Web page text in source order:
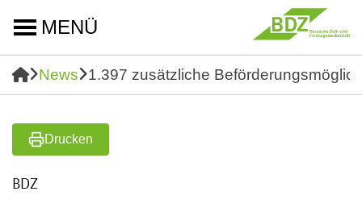
MENÜ
News 1.397 zusätzliche
Drucken
BDZ